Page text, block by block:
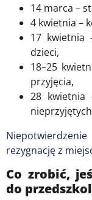
14 marca –
4 kwietnia –
17 kwietnia
dzieci,
18–25
przyjęcia,
28 kwietnia
rezygnację z
Co zrobić,
do